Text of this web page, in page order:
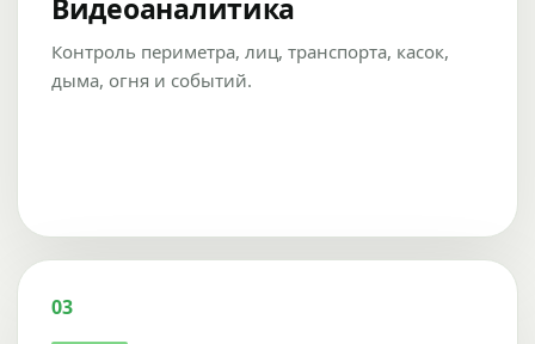
Видеоаналитика
Контроль периметра, лиц, транспорта, касок,
дыма, огня и событий.
03